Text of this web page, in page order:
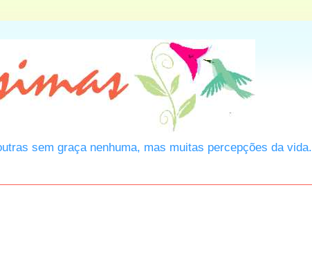
sem graça nenhuma, mas muitas percepções da vida.